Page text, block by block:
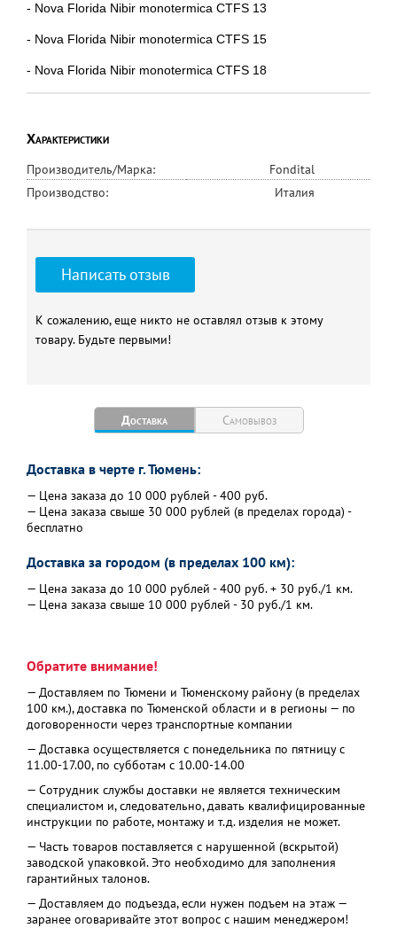
- Nova Florida Nibir monotermica CTFS 13
- Nova Florida Nibir monotermica CTFS 15
- Nova Florida Nibir monotermica CTFS 18
Характеристики
Производитель/Марка:
Fondital
Производство:
Италия
Написать отзыв
К сожалению, еще никто не оставлял отзыв к этому
товару. Будьте первыми!
Доставка Самовывоз
Доставка в черте г. Тюмень:
— Цена заказа до 10 000 рублей - 400 руб.
— Цена заказа свыше 30 000 рублей (в пределах города) -
бесплатно
Доставка за городом (в пределах 100 км):
— Цена заказа до 10 000 рублей - 400 руб. + 30 руб./1 км.
— Цена заказа свыше 10 000 рублей - 30 руб./1 км.
Обратите внимание!
— Доставляем по Тюмени и Тюменскому району (в пределах
100 км.), доставка по Тюменской области и в регионы — по
договоренности через транспортные компании
— Доставка осуществляется с понедельника по пятницу с
11.00-17.00, по субботам с 10.00-14.00
— Сотрудник службы доставки не является техническим
специалистом и, следовательно, давать квалифицированные
инструкции по работе, монтажу и т.д. изделия не может.
— Часть товаров поставляется с нарушенной (вскрытой)
заводской упаковкой. Это необходимо для заполнения
гарантийных талонов.
— Доставляем до подъезда, если нужен подъем на этаж —
заранее оговаривайте этот вопрос с нашим менеджером!